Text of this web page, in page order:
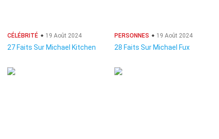
CÉLÉBRITÉ 19 Août 2024
27 Faits Sur Michael Kitchen
PERSONNES 19 Août 2024
28 Faits Sur Michael Fux